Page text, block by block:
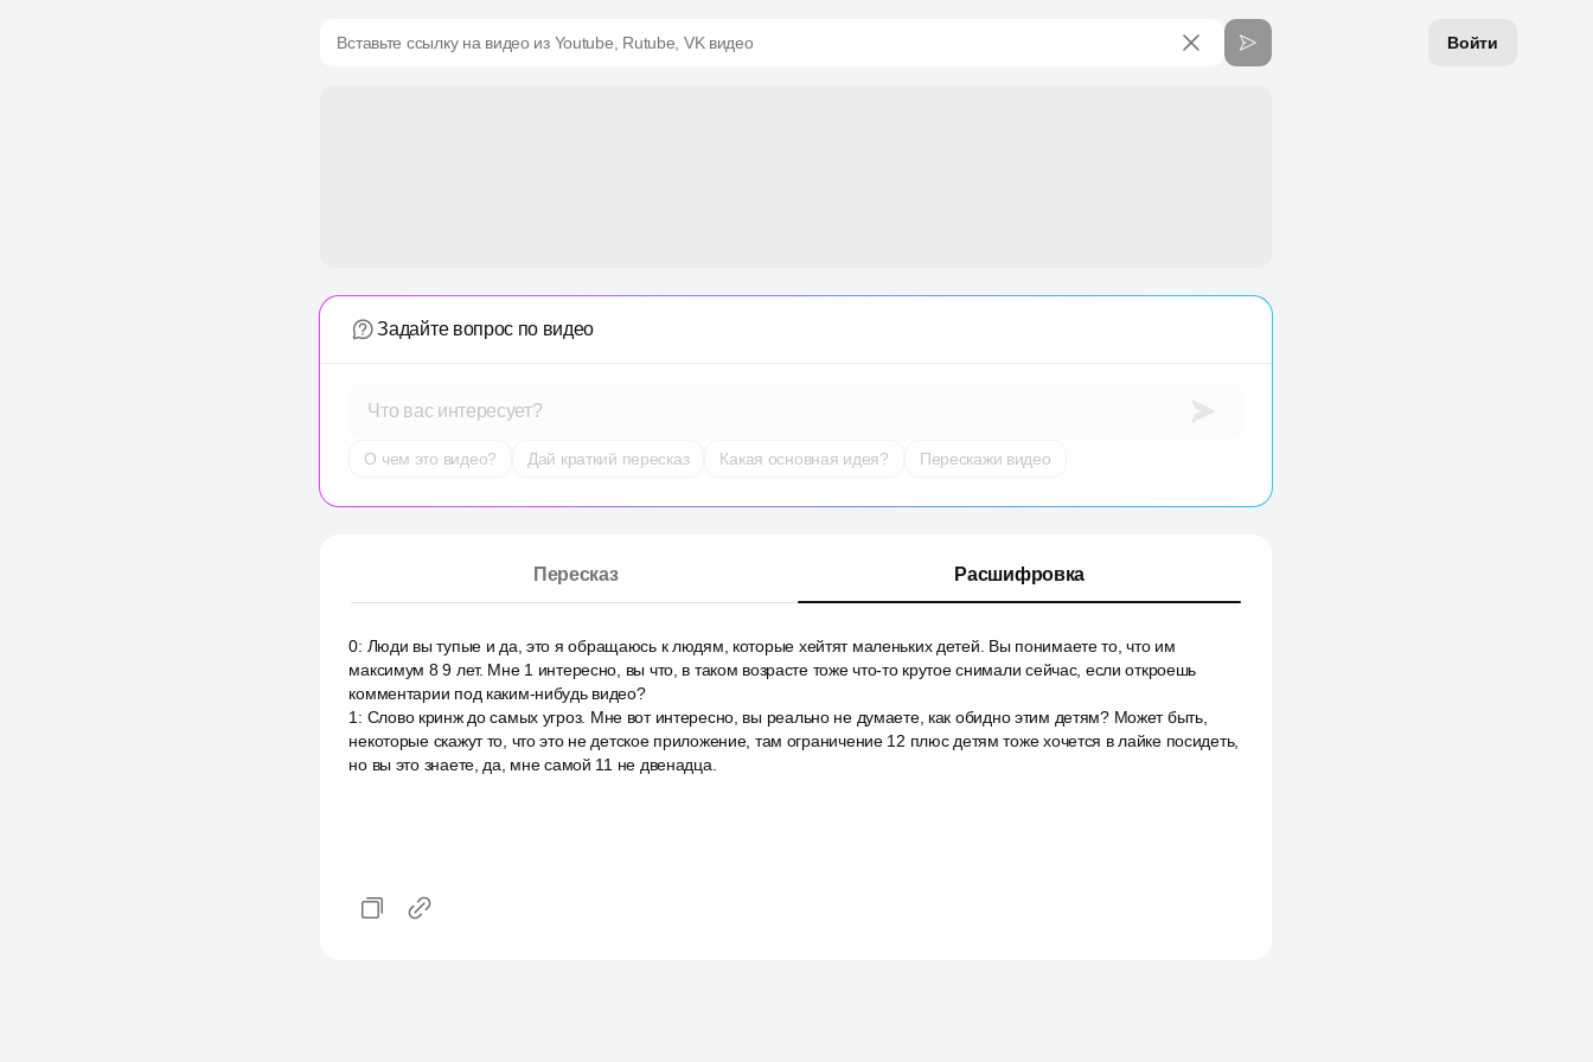
Войти
Вставьте ссылку на видео из Youtube, Rutube, VK видео
Задайте вопрос по видео
Что вас интересует?
О чем это видео? Дай краткий пересказ Какая основная идея? Перескажи видео
Пересказ Расшифровка
0: Люди вы тупые и да, это я обращаюсь к людям, которые хейтят маленьких детей. Вы понимаете то, что им
максимум 8 9 лет. Мне 1 интересно, вы что, в таком возрасте тоже что-то крутое снимали сейчас, если откроешь
комментарии под каким-нибудь видео?
1 : Слово кринж до самых угроз. Мне вот интересно, вы реально не думаете, как обидно этим детям? Может быть,
некоторые скажут то, что это не детское приложение, там ограничение 12 плюс детям тоже хочется в лайке посидеть,
но вы это знаете, да, мне самой 11 не двенадца.